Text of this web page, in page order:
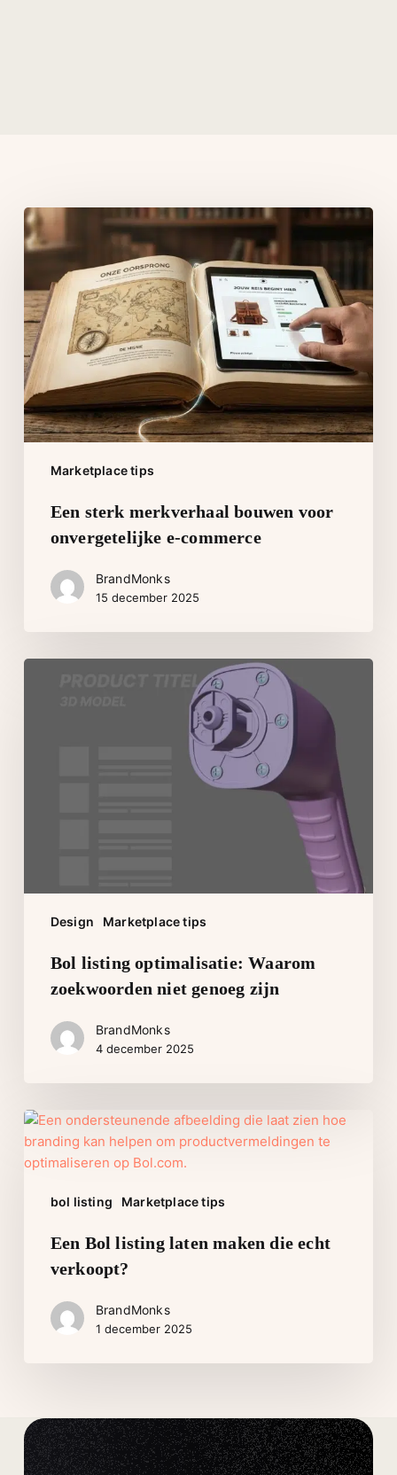
Marketplace tips
Een
sterk
bouwen
voor
onvergetelijke
e-
commerce
Een sterk merkverhaal bouwen voor
onvergetelijke e-commerce
BrandMonks
15 december 2025
Design Marketplace tips
Bol
Bol listing optimalisatie: Waarom
zoekwoorden niet genoeg zijn
BrandMonks
4 december 2025
bol listing Marketplace tips
Een
Bol
listing
maken
verkoopt?
Een Bol listing laten maken die echt
verkoopt?
BrandMonks
1 december 2025